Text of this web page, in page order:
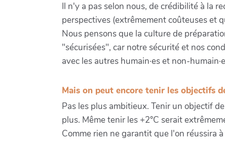
Il n'y a pas selon nous, de crédibilité à la
perspectives (extrêmement coûteuses et
Nous pensons que la culture de
"sécurisées", car notre sécurité et nos
avec les autres humain·es et non-
Mais on peut encore tenir les objectifs
Pas les plus ambitieux. Tenir un objectif
plus. Même tenir les +2°C serait
Comme rien ne garantit que l'on réussira